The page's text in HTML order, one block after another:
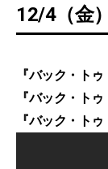
12/4（金
『バック・ト
『バック・ト
『バック・ト